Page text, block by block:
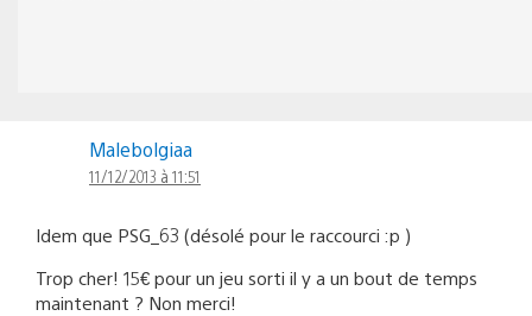
Malebolgiaa
11/12/2013 à 11:51
Idem que PSG_63 (désolé pour le raccourci :p )
Trop cher! 15€ pour un jeu sorti il y a un bout de temps
maintenant ? Non merci!